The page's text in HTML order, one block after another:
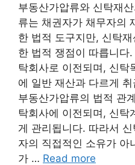
부동산가압류와 신탁재
류는 채권자가 채무자의
한 법적 도구지만, 신탁
한 법적 쟁점이 따릅니다
탁회사로 이전되며, 신탁
에 일반 재산과 다르게
부동산가압류의 법적 관
탁회사에 이전되며, 신탁
게 관리됩니다. 따라서
자의 직접적인 소유가 아
가 … Read more